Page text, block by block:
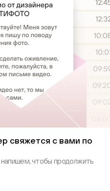
свяжется с вами по
чтобы продолжить